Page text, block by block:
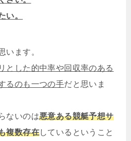
い。
います。
とした的中率や回収率のある
るのも一つの手だと思いま
ないのは悪意ある競艇予想サ
複数存在しているということ